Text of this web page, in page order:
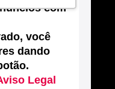
com
você
dando
Legal